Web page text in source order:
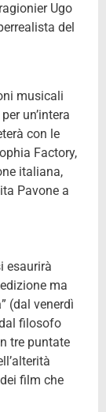
Ugo
del
musicali
un’intera
con le
Factory,
italiana,
Pavone a
esaurirà
ma
” (dal venerdì
filosofo
tre puntate
film che